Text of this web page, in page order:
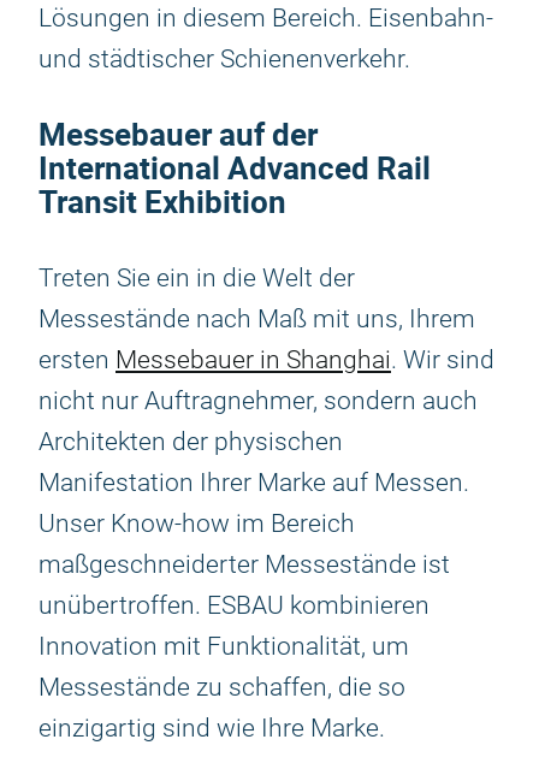
Lösungen in diesem Bereich. Eisenbahn-
und städtischer Schienenverkehr.
Messebauer auf der
International Advanced Rail
Transit Exhibition
Treten Sie ein in die Welt der
Messestände nach Maß mit uns, Ihrem
ersten Messebauer in Shanghai. Wir sind
nicht nur Auftragnehmer, sondern auch
Architekten der physischen
Manifestation Ihrer Marke auf Messen.
Unser Know-how im Bereich
maßgeschneiderter Messestände ist
unübertroffen. ESBAU kombinieren
Innovation mit Funktionalität, um
Messestände zu schaffen, die so
einzigartig sind wie Ihre Marke.